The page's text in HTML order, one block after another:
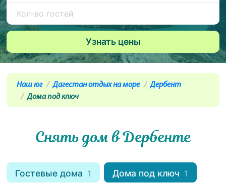
Наш юг Дагестан отдых на море
Дербент
Дома под ключ
Снять дом в Дербенте
Гостевые дома 1 Дома под ключ 1